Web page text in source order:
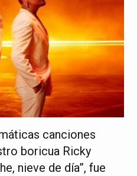
canciones
boricua Ricky
nieve de día”, fue